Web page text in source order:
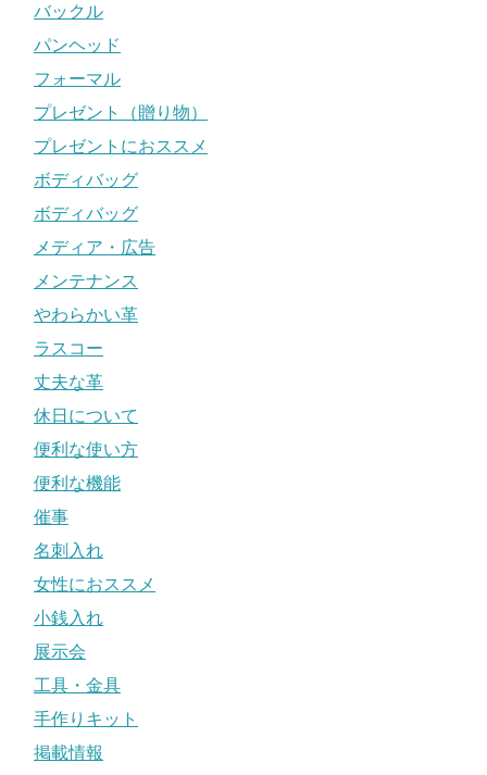
バックル
パンヘッド
フォーマル
プレゼント（贈り物）
プレゼントにおススメ
ボディバッグ
ボディバッグ
メディア・広告
メンテナンス
やわらかい革
ラスコー
丈夫な革
休日について
便利な使い方
便利な機能
催事
名刺入れ
女性におススメ
小銭入れ
展示会
工具・金具
手作りキット
掲載情報